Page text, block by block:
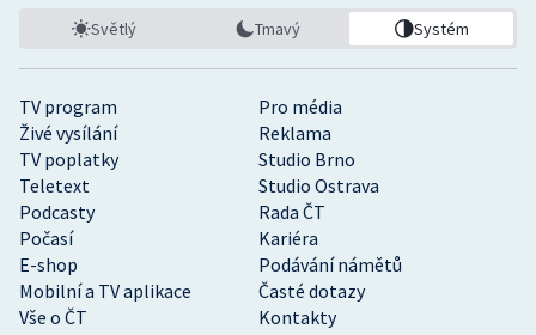
TV program
Pro média
Živé vysílání
Reklama
TV poplatky
Studio Brno
Teletext
Studio Ostrava
Podcasty
Rada ČT
Počasí
Kariéra
E-shop
Podávání námětů
Mobilní a TV aplikace
Časté dotazy
Vše o ČT
Kontakty
Světlý Tmavý Systém